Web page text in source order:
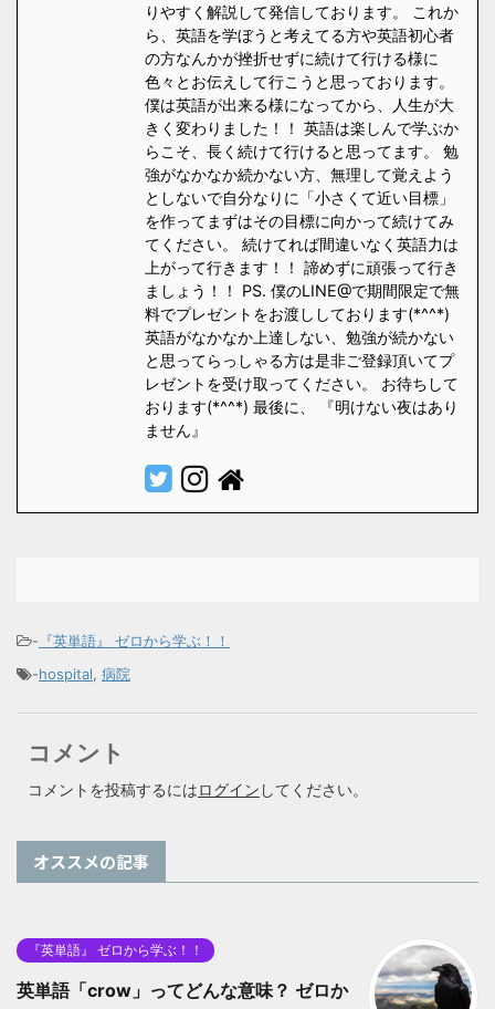
りやすく解説して発信しております。 これか
ら、英語を学ぼうと考えてる方や英語初心者
の方なんかが挫折せずに続けて行ける様に
色々とお伝えして行こうと思っております。
僕は英語が出来る様になってから、人生が大
きく変わりました！！ 英語は楽しんで学ぶか
らこそ、長く続けて行けると思ってます。 勉
強がなかなか続かない方、無理して覚えよう
としないで自分なりに「小さくて近い目標」
を作ってまずはその目標に向かって続けてみ
てください。 続けてれば間違いなく英語力は
上がって行きます！！ 諦めずに頑張って行き
ましょう！！ PS. 僕のLINE@で期間限定で無
料でプレゼントをお渡ししております(*^^*)
英語がなかなか上達しない、勉強が続かない
と思ってらっしゃる方は是非ご登録頂いてプ
レゼントを受け取ってください。 お待ちして
おります(*^^*) 最後に、 『明けない夜はあり
ません』
- 『英単語』 ゼロから学ぶ！！
-hospital, 病院
コメント
コメントを投稿するにはログイン してください。
オススメの記事
『英単語』 ゼロから学ぶ！！
英単語「crow」ってどんな意味？ ゼロか